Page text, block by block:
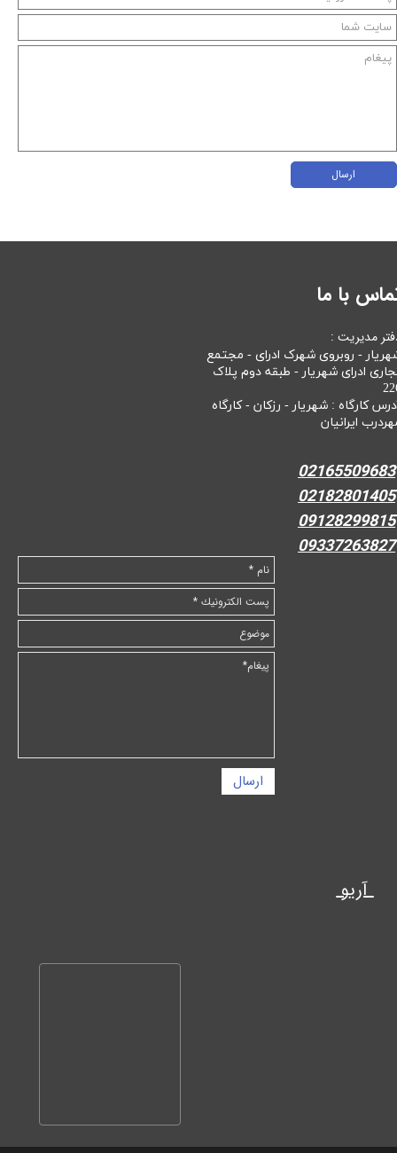
ارسال
ارسال
با ما
مدیریت :
- روبروی شهرک ادرای - مجتمع
ادرای شهریار - طبقه دوم پلاک
کارگاه : شهریار - رزکان - کارگاه
ایرانیان
02165509683
02182801405
09128299815
09337263827
آریو